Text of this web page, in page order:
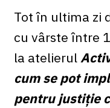
Tot în ultima zi
cu vârste între
la atelierul
cum se pot
pentru justiție